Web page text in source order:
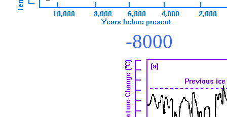
-8000 -